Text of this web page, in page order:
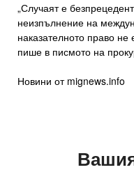
„Случаят е
неизпълнение на
наказателното право не
пише в писмото на
Новини от mignews.info